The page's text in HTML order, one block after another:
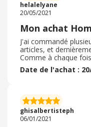
helalelyane
20/05/2021
Mon achat
J'ai commandé
articles, et
Comme à chaque
très bien déroulé. Je
promo car je n'en ai
à 3 semaines, car
Donc le délai était
emballés. Les
respectées et je n'ai
Date de l'achat :
ghisalbertisteph
06/01/2021